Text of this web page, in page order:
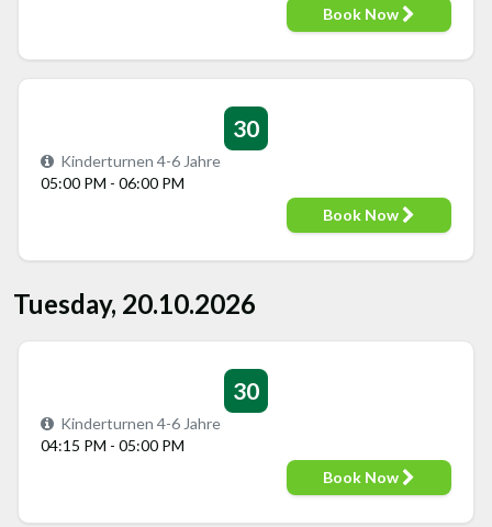
Book Now
30
Kinderturnen 4-6 Jahre
05:00 PM - 06:00 PM
Book Now
Tuesday, 20.10.2026
30
Kinderturnen 4-6 Jahre
04:15 PM - 05:00 PM
Book Now